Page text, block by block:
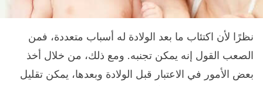
نظرًا لأن اكتئاب ما بعد الولادة له أسباب متعددة، فمن
الصعب القول إنه يمكن تجنبه. ومع ذلك، من خلال أخذ
بعض الأمور في الاعتبار قبل الولادة وبعدها، يمكن تقليل